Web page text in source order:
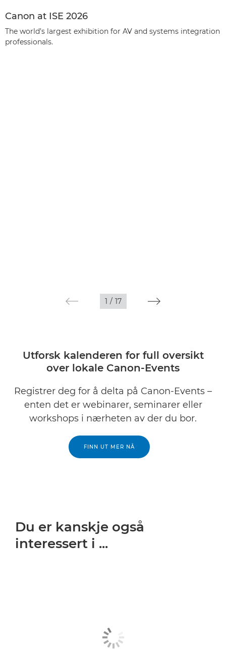
Canon at ISE 2026
The world’s largest exhibition for AV and systems integration
professionals.
1 / 17
Utforsk kalenderen for full oversikt
over lokale Canon-Events
Registrer deg for å delta på Canon-Events –
enten det er webinarer, seminarer eller
workshops i nærheten av der du bor.
FINN UT MER NÅ
Du er kanskje også
interessert i ...